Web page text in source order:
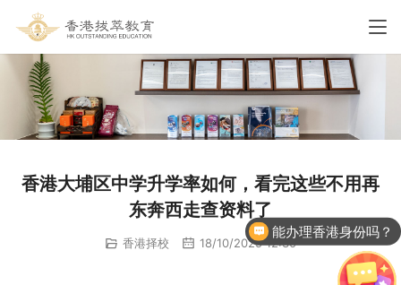
香港大埔区中学升学率如何，看完这些不用再
东奔西走查资料了
香港择校 18/10/2025 12:30
能办理香港身份吗？
香港国际学校申请